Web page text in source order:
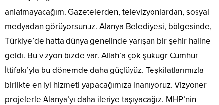
anlatmayacağım. Gazetelerden, televizyonlardan, sosyal
medyadan görüyorsunuz. Alanya Belediyesi, bölgesinde,
Türkiye’de hatta dünya genelinde yarışan bir şehir haline
geldi. Bu vizyon bizde var. Allah’a çok şüküğr Cumhur
İttifakı’yla bu dönemde daha güçlüyüz. Teşkilatlarımızla
birlikte en iyi hizmeti yapacağımıza inanıyoruz. Vizyoner
projelerle Alanya’yı daha ileriye taşıyacağız. MHP’nin